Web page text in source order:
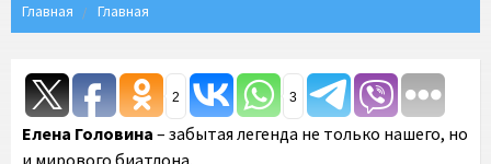
Главная Главная
2 3
Елена Головина – забытая легенда не только нашего, но
и мирового биатлона.